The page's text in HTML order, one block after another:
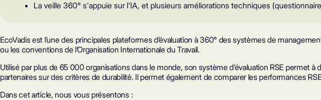
La veille 360° s'appuie sur l'IA, et plusieurs améliorations techniques
EcoVadisest l’une des principales plateformes d’évaluation à 360° dessystèmes de
ou les conventions de l’Organisation Internationale du Travail.
Utilisé par plus de 65 000 organisations dans le monde, son système d’évaluation RSE permet à
partenaires sur des critères de durabilité. Il permet également de comparer les performances
Dans cet article, nous vous présentons :